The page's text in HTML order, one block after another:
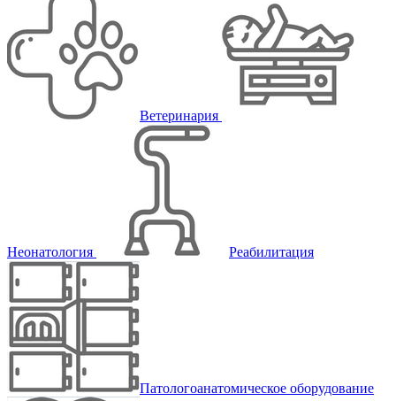
Ветеринария
Неонатология Реабилитация
Патологоанатомическое оборудование